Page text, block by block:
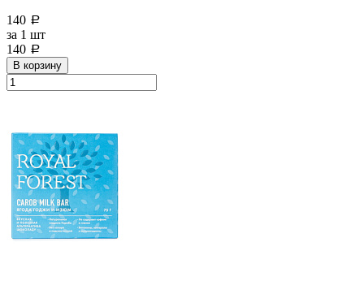
140 a
за 1 шт
140 a
В корзину